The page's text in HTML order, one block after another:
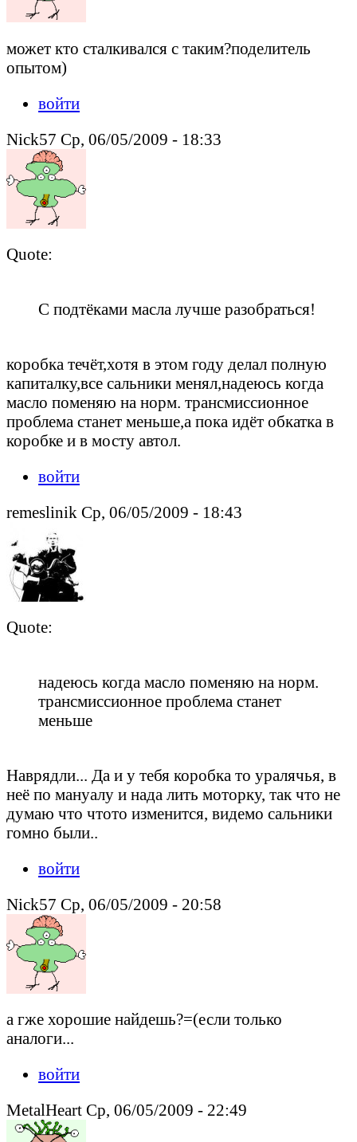
может кто сталкивался с таким?поделитель
опытом)
войти
Nick57 Ср, 06/05/2009 - 18:33
Quote:
С подтёками масла лучше разобраться!
коробка течёт,хотя в этом году делал полную
капиталку,все сальники менял,надеюсь когда
масло поменяю на норм. трансмиссионное
проблема станет меньше,а пока идёт обкатка в
коробке и в мосту автол.
войти
remeslinik Ср, 06/05/2009 - 18:43
Quote:
надеюсь когда масло поменяю на норм.
трансмиссионное проблема станет
меньше
Наврядли... Да и у тебя коробка то уралячья, в
неё по мануалу и нада лить моторку, так что не
думаю что чтото изменится, видемо сальники
гомно были..
войти
Nick57 Ср, 06/05/2009 - 20:58
а гже хорошие найдешь?=(если только
аналоги...
войти
MetalHeart Ср, 06/05/2009 - 22:49